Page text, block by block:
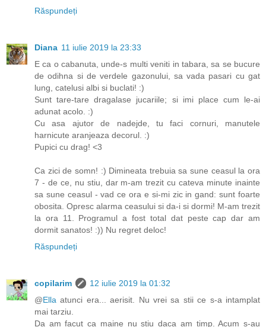
Răspundeți
Diana 11 iulie 2019 la 23:33
E ca o cabanuta, unde-s multi veniti in tabara, sa se bucure
de odihna si de verdele gazonului, sa vada pasari cu gat
lung, catelusi albi si buclati! :)
Sunt tare-tare dragalase jucariile; si imi place cum le-ai
adunat acolo. :)
Cu asa ajutor de nadejde, tu faci cornuri, manutele
harnicute aranjeaza decorul. :)
Pupici cu drag! <3
Ca zici de somn! :) Dimineata trebuia sa sune ceasul la ora
7 - de ce, nu stiu, dar m-am trezit cu cateva minute inainte
sa sune ceasul - vad ce ora e si-mi zic in gand: sunt foarte
obosita. Opresc alarma ceasului si da-i si dormi! M-am trezit
la ora 11. Programul a fost total dat peste cap dar am
dormit sanatos! :)) Nu regret deloc!
Răspundeți
copilarim
12 iulie 2019 la 01:32
@Ella atunci era... aerisit. Nu vrei sa stii ce s-a intamplat
mai tarziu.
Da am facut ca maine nu stiu daca am timp. Acum s-au